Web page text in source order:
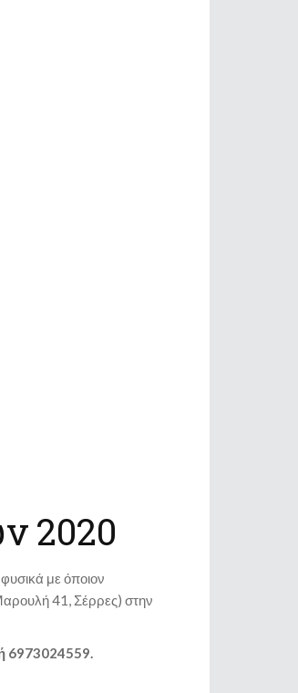
2020
με όποιον
41, Σέρρες) στην
6973024559.